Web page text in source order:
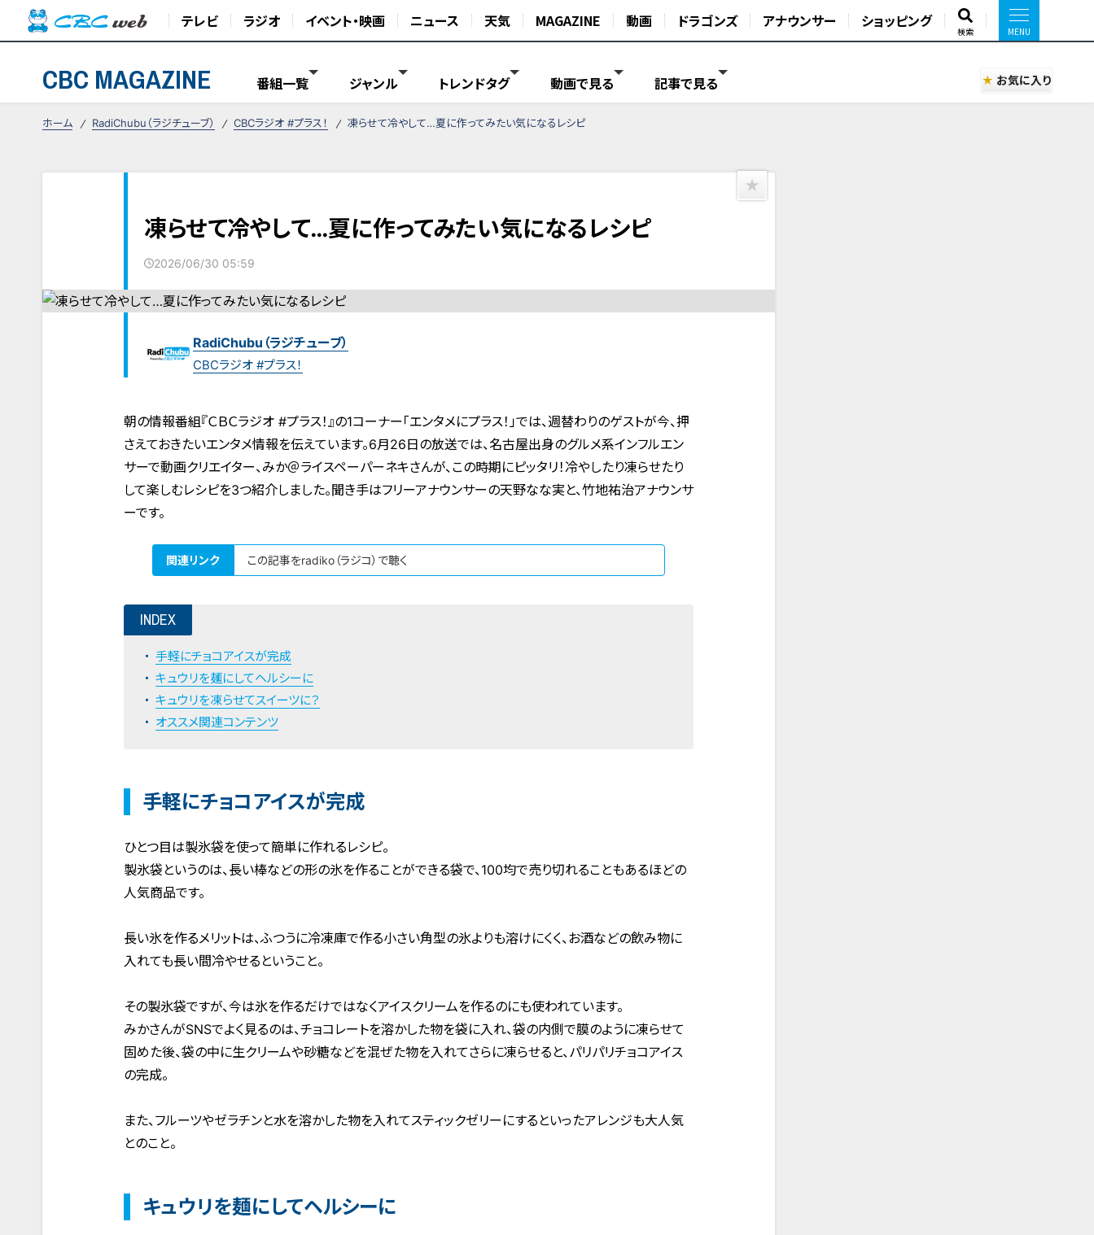
テレビ ラジオ イベント・映画 ニュース 天気 MAGAZINE 動画 ドラゴンズ アナウンサー ショッピング
検索
CBC MAGAZINE 番組一覧 ジャンル トレンドタグ 動画で見る 記事で見る お気に入り
ホーム RadiChubu（ラジチューブ） CBCラジオ #プラス！ 凍らせて冷やして…夏に作ってみたい気になるレシピ
凍らせて冷やして…夏に作ってみたい気になるレシピ
2026/06/30 05:59
RadiChubu（ラジチューブ）
CBCラジオ #プラス！
朝の情報番組『ＣＢＣラジオ #プラス！』の1コーナー「エンタメにプラス！」では、週替わりのゲストが今、押
さえておきたいエンタメ情報を伝えています。6月26日の放送では、名古屋出身のグルメ系インフルエン
サーで動画クリエイター、みか＠ライスペーパーネキさんが、この時期にピッタリ！冷やしたり凍らせたり
して楽しむレシピを3つ紹介しました。聞き手はフリーアナウンサーの天野なな実と、竹地祐治アナウンサ
ーです。
関連リンク この記事をradiko（ラジコ）で聴く
INDEX
手軽にチョコアイスが完成
キュウリを麺にしてヘルシーに
キュウリを凍らせてスイーツに？
オススメ関連コンテンツ
手軽にチョコアイスが完成
ひとつ目は製氷袋を使って簡単に作れるレシピ。
製氷袋というのは、長い棒などの形の氷を作ることができる袋で、100均で売り切れることもあるほどの
人気商品です。
長い氷を作るメリットは、ふつうに冷凍庫で作る小さい角型の氷よりも溶けにくく、お酒などの飲み物に
入れても長い間冷やせるということ。
その製氷袋ですが、今は氷を作るだけではなくアイスクリームを作るのにも使われています。
みかさんがSNSでよく見るのは、チョコレートを溶かした物を袋に入れ、袋の内側で膜のように凍らせて
固めた後、袋の中に生クリームや砂糖などを混ぜた物を入れてさらに凍らせると、パリパリチョコアイス
の完成。
また、フルーツやゼラチンと水を溶かした物を入れてスティックゼリーにするといったアレンジも大人気
とのこと。
キュウリを麺にしてヘルシーに